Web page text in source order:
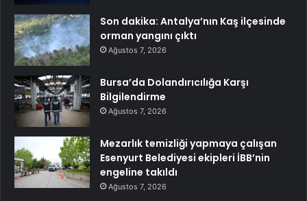
Son dakika: Antalya’nın Kaş ilçesinde
orman yangını çıktı
Ağustos 7, 2026
Bursa’da Dolandırıcılığa Karşı
Bilgilendirme
Ağustos 7, 2026
Mezarlık temizliği yapmaya çalışan
Esenyurt Belediyesi ekipleri İBB’nin
engeline takıldı
Ağustos 7, 2026